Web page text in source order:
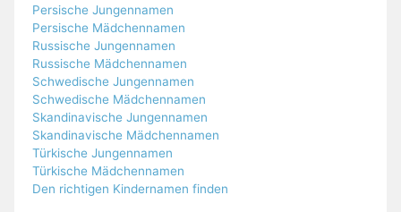
Persische Jungennamen
Persische Mädchennamen
Russische Jungennamen
Russische Mädchennamen
Schwedische Jungennamen
Schwedische Mädchennamen
Skandinavische Jungennamen
Skandinavische Mädchennamen
Türkische Jungennamen
Türkische Mädchennamen
Den richtigen Kindernamen finden